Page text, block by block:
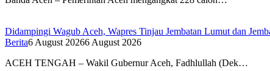
Didampingi Wagub Aceh, Wapres Tinjau Jembatan Lumut dan
Berita6 August 20266 August 2026
ACEH TENGAH – Wakil Gubernur Aceh, Fadhlullah (Dek…